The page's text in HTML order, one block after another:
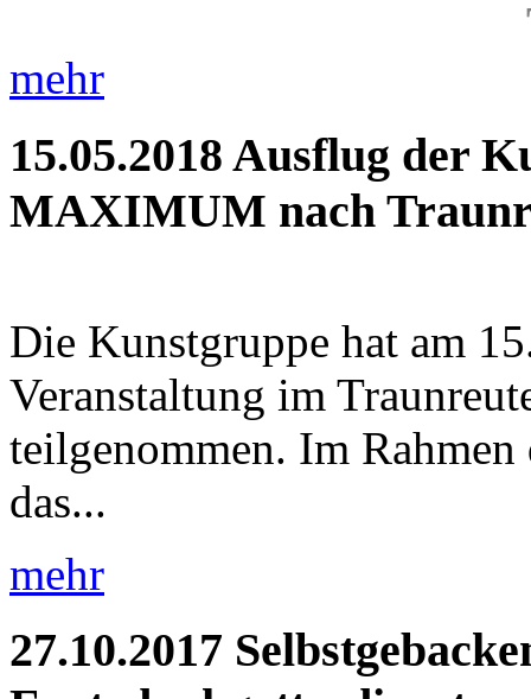
mehr
15.05.2018 Ausflug der
MAXIMUM nach
Die Kunstgruppe hat am
Veranstaltung im
teilgenommen. Im
das...
mehr
27.10.2017